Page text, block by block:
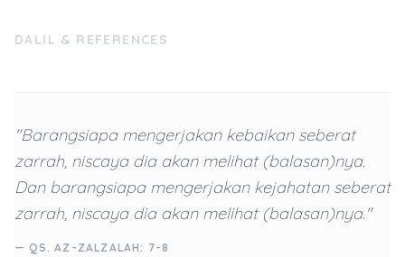
DALIL & REFERENCES
"Barangsiapa mengerjakan kebaikan seberat
zarrah, niscaya dia akan melihat (balasan)nya.
Dan barangsiapa mengerjakan kejahatan seberat
zarrah, niscaya dia akan melihat (balasan)nya."
— QS. AZ-ZALZALAH: 7-8